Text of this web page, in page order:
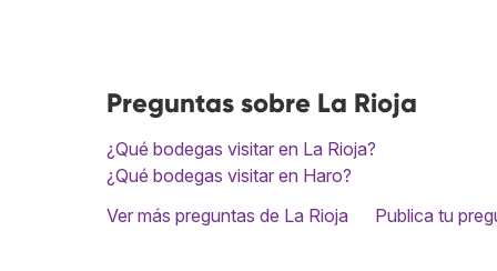
Preguntas sobre La Rioja
¿Qué bodegas visitar en La Rioja?
¿Qué bodegas visitar en Haro?
Ver más preguntas de La Rioja
Publica tu